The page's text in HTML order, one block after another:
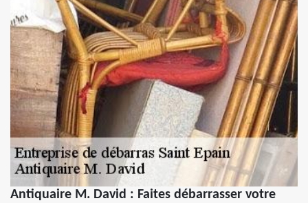
Antiquaire M. David : Faites débarrasser votre